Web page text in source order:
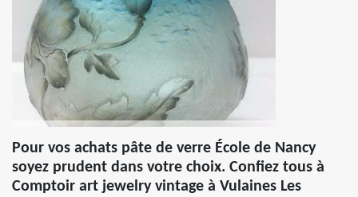
Pour vos achats pâte de verre École de Nancy
soyez prudent dans votre choix. Confiez tous à
Comptoir art jewelry vintage à Vulaines Les